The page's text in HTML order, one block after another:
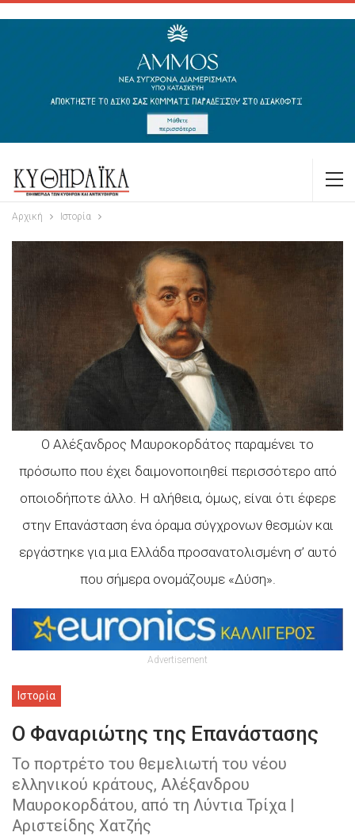
Αρχική Ιστορία
O Αλέξανδρος Μαυροκορδάτος παραμένει το
πρόσωπο που έχει δαιμονοποιηθεί περισσότερο από
οποιοδήποτε άλλο. Η αλήθεια, όμως, είναι ότι έφερε
στην Επανάσταση ένα όραμα σύγχρονων θεσμών και
εργάστηκε για μια Ελλάδα προσανατολισμένη σ’ αυτό
που σήμερα ονομάζουμε «Δύση».
Advertisement
Ιστορία
Ο Φαναριώτης της Επανάστασης
Το πορτρέτο του θεμελιωτή του νέου
ελληνικού κράτους, Αλέξανδρου
Μαυροκορδάτου, από τη Λύντια Τρίχα |
Αριστείδης Χατζής